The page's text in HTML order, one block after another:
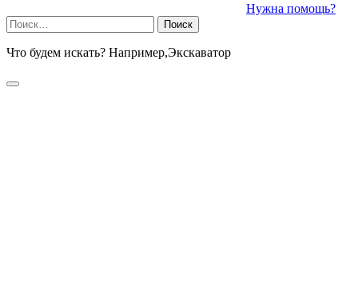
Нужна помощь?
Найти:
Что будем искать? Например,Экскаватор